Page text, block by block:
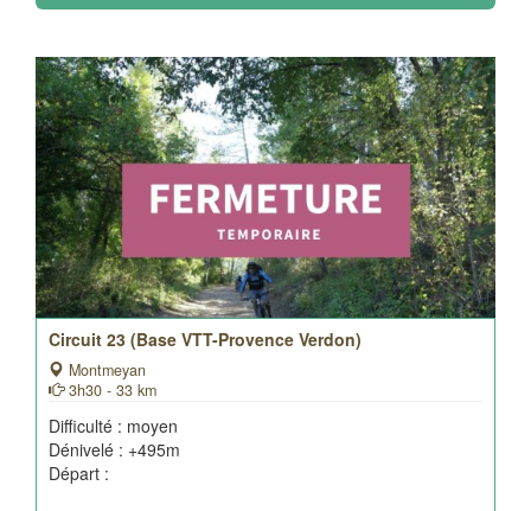
Circuit 23 (Base VTT-Provence Verdon)
Montmeyan
3h30 - 33 km
Difficulté : moyen
Dénivelé : +495m
Départ :